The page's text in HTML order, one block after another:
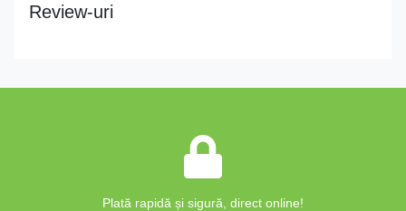
Review-uri
Plată rapidă și sigură, direct online!